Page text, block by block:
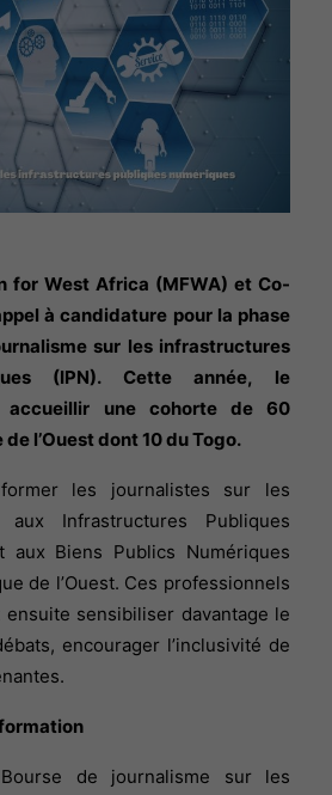
for West Africa (MFWA) et Co-
à candidature pour la phase
sur les infrastructures
(IPN). Cette année, le
accueillir une cohorte de 60
l’Ouest dont 10 du Togo.
les journalistes sur les
Infrastructures Publiques
aux Biens Publics Numériques
de l’Ouest. Ces professionnels
sensibiliser davantage le
encourager l’inclusivité de
de journalisme sur les